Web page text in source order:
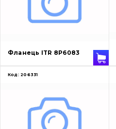
Фланець ITR 8P6083
Код: 206331